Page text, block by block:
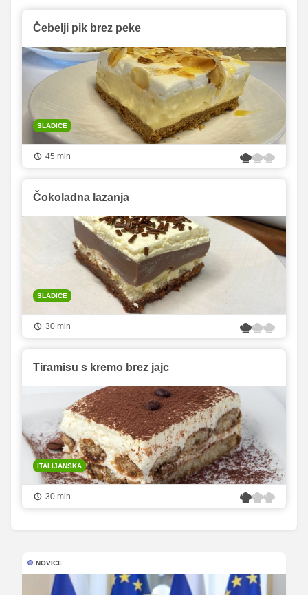
Čebelji pik brez peke
SLADICE
45 min
Čokoladna lazanja
SLADICE
30 min
Tiramisu s kremo brez jajc
ITALIJANSKA
30 min
NOVICE